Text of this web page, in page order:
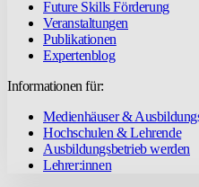
Future Skills Förderung
Veranstaltungen
Publikationen
Expertenblog
Informationen für:
Medienhäuser &
Hochschulen & Lehrende
Ausbildungsbetrieb werden
Lehrer:innen